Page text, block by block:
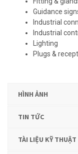
Guidance
Industrial
Industrial
Lighting
Plugs &
HÌNH ẢNH
TIN TỨC
TÀI LIỆU KỸ THUẬT